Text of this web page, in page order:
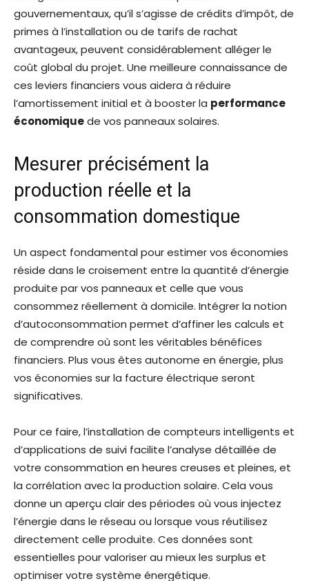
gouvernementaux, qu’il s’agisse de crédits d’impôt, de
primes à l’installation ou de tarifs de rachat
avantageux, peuvent considérablement alléger le
coût global du projet. Une meilleure connaissance de
ces leviers financiers vous aidera à réduire
l’amortissement initial et à booster la performance
économiquede vos panneaux solaires.
Mesurer précisément la
production réelle et la
consommation domestique
Un aspect fondamental pour estimer vos économies
réside dans le croisement entre la quantité d’énergie
produite par vos panneaux et celle que vous
consommez réellement à domicile. Intégrer la notion
d’autoconsommation permet d’affiner les calculs et
de comprendre où sont les véritables bénéfices
financiers. Plus vous êtes autonome en énergie, plus
vos économies sur la facture électrique seront
significatives.
Pour ce faire, l’installation de compteurs intelligents et
d’applications de suivi facilite l’analyse détaillée de
votre consommation en heures creuses et pleines, et
la corrélation avec la production solaire. Cela vous
donne un aperçu clair des périodes où vous injectez
l’énergie dans le réseau ou lorsque vous réutilisez
directement celle produite. Ces données sont
essentielles pour valoriser au mieux les surplus et
optimiser votre système énergétique.